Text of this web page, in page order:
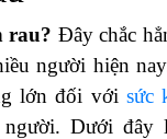
rau? Đây chắc
người hiện
lớn đối với sức
người. Dưới đây